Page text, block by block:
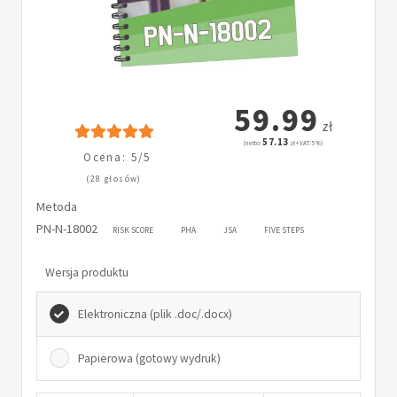
Ocena: 5/5
(28 głosów)
59.99 zł
(netto:57.13 zł + VAT: 5%)
Metoda
PN-N-18002
RISK SCORE PHA JSA FIVE STEPS
Wersja produktu
Elektroniczna (plik .doc/.docx)
Papierowa (gotowy wydruk)